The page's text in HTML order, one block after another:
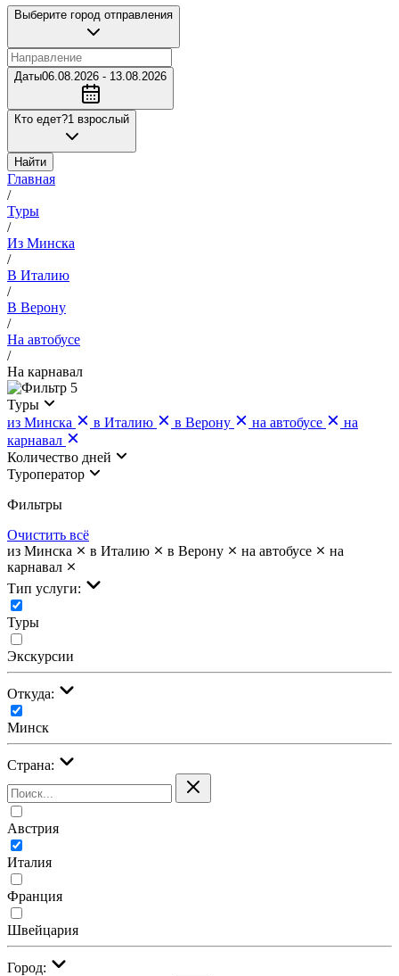
Выберите город отправления
Даты06.08.2026 - 13.08.2026
Кто едет?1 взрослый
Найти
Главная
/
Туры
/
Из Минска
/
В Италию
/
В Верону
/
На автобусе
/
На карнавал
5
Туры
из Минска
в Италию в Верону на автобусе
на
карнавал
Количество дней
Туроператор
Фильтры
Очистить всё
из Минска
в Италию в Верону на автобусе
на
карнавал
Тип услуги:
Туры
Экскурсии
Откуда:
Минск
Страна:
Австрия
Италия
Франция
Швейцария
Город: